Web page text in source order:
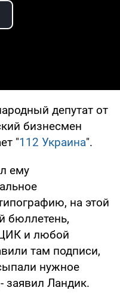
Video
депутат от
бизнесмен
"112 Украина".
ему
на этой
бюллетень,
и любой
там подписи,
нужное
заявил Ландик.